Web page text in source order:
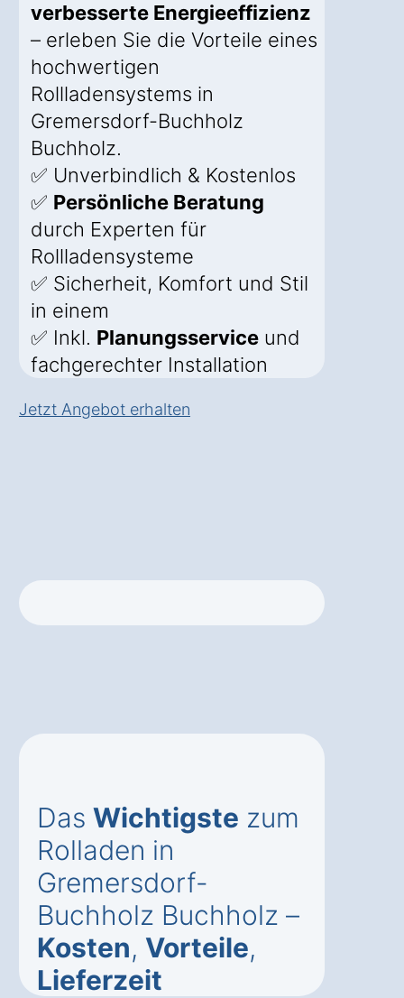
verbesserte Energieeffizienz
– erleben Sie die Vorteile eines
hochwertigen
Rollladensystems in
Gremersdorf-Buchholz
Buchholz.
✅ Unverbindlich & Kostenlos
✅ Persönliche Beratung
durch Experten für
Rollladensysteme
✅ Sicherheit, Komfort und Stil
in einem
✅ Inkl. Planungsservice und
fachgerechter Installation
Jetzt Angebot erhalten
Das Wichtigste zum
Rolladen in
Gremersdorf-
Buchholz Buchholz –
Kosten, Vorteile,
Lieferzeit